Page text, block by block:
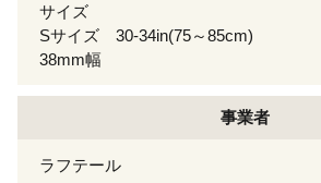
サイズ
Sサイズ 30-34in(75～85cm)
38mm幅
事業者
ラフテール